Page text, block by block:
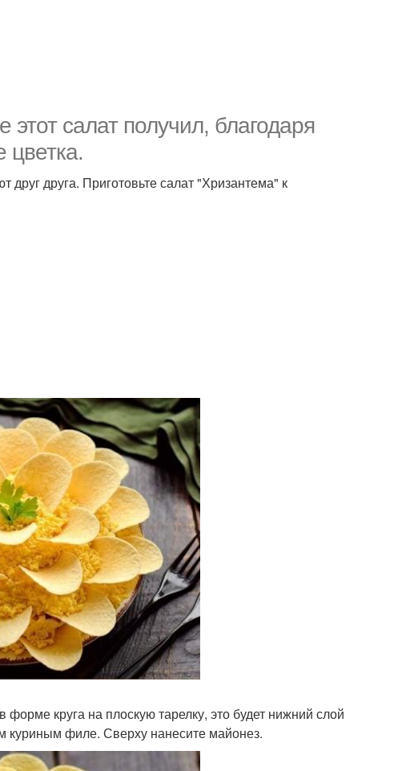
салат получил, благодаря
цветка.
друг друга. Приготовьте салат "Хризантема" к
круга на плоскую тарелку, это будет нижний слой
куриным филе. Сверху нанесите майонез.